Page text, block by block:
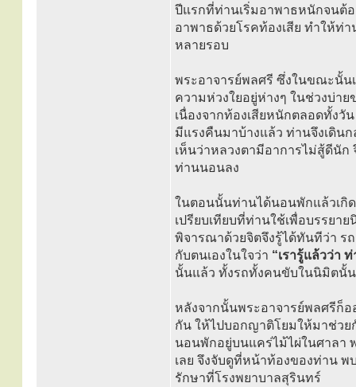
ปีแรกที่ท่านเริ่มอาพาธหนักจนต้
อาพาธด้วยโรคท้องเสีย ทำให้ท่
หลายรอบ
พระอาจารย์พลศรี ซึ่งในขณะนั้น
ความห่วงใยอยู่ห่างๆ ในช่วงบ่า
เนื่องจากท้องเสียหนักตลอดทั้ง
มีแรงคืนมาบ้างแล้ว ท่านจึงเดิน
เห็นว่าหลวงตามีอาการไม่สู้ดีนัก
ท่านนอนลง
ในตอนนั้นท่านได้นอนพักแล้วเกิ
เปรียบเทียบที่ท่านใช้เพื่อบรรยา
พิจารณาด้วยจิตจึงรู้ได้ทันทีว่า ร
กับตนเองในใจว่า “เรารู้แล้วว่า
นั้นแล้ว ทั้งรถทั้งคนขับในนิมิตนั้
หลังจากนั้นพระอาจารย์พลศรีก็
กัน ให้ไปบอกญาติโยมให้มาช่ว
นอนพักอยู่บนแคร่ไม้ไผ่ในศาลา
เลย จึงจับดูที่หน้าท้องของท่าน
รักษาที่โรงพยาบาลสุรินทร์